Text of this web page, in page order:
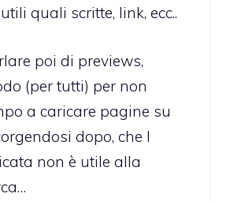
quali scritte, link, ecc..
poi di previews,
(per tutti) per non
a caricare pagine su
dopo, che l
non è utile alla